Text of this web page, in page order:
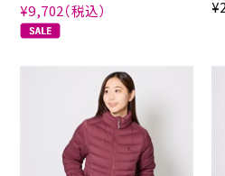
¥9,702（税込）